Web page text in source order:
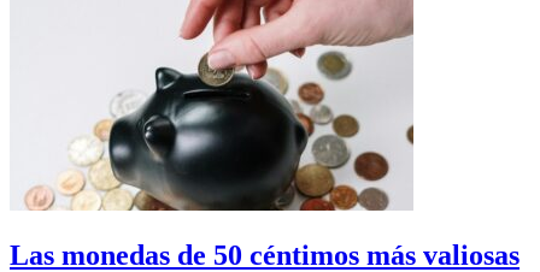
Las monedas de 50 céntimos más valiosas